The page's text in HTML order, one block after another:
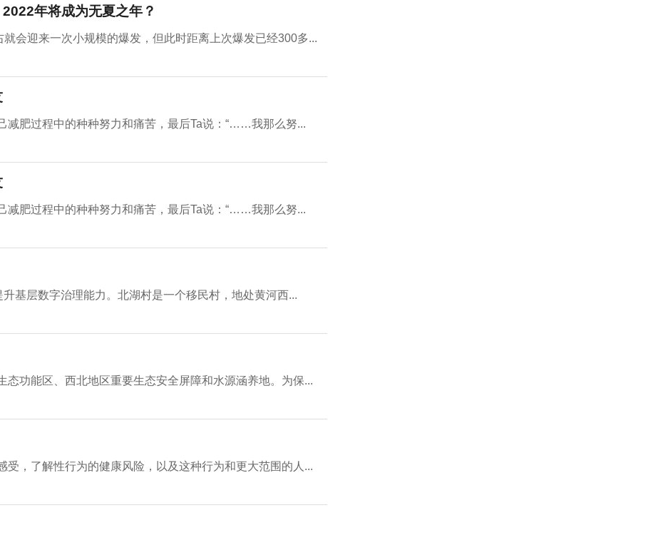
年将成为无夏之年？
会迎来一次小规模的爆发，但此时距离上次爆发已经300多...
减肥过程中的种种努力和痛苦，最后Ta说：“……我那么努...
减肥过程中的种种努力和痛苦，最后Ta说：“……我那么努...
基层数字治理能力。北湖村是一个移民村，地处黄河西...
功能区、西北地区重要生态安全屏障和水源涵养地。为保...
，了解性行为的健康风险，以及这种行为和更大范围的人...